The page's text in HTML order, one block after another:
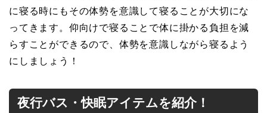
に寝る時にもその体勢を意識して寝ることが大切にな
ってきます。仰向けで寝ることで体に掛かる負担を減
らすことができるので、体勢を意識しながら寝るよう
にしましょう！
夜行バス・快眠アイテムを紹介！